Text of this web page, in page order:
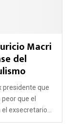
Macri
del
presidente que
que el
exsecretario...